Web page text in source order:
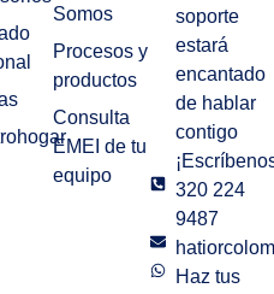
Somos
Procesos y
productos
Consulta
EMEI de tu
equipo
soporte
estará
encantado
de hablar
contigo
320 224
9487
Haz tus